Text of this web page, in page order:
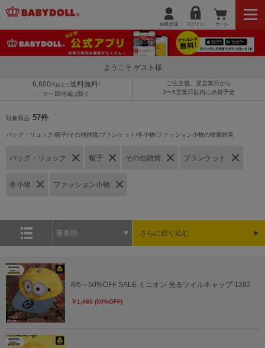
ようこそ ゲスト様
6,600 円以上で送料無料!
※一部地域は除く
ご注文後、翌営業日から
3〜5営業日以内に出荷予定
対象商品 57件
バッグ・リュック/帽子/その他雑貨/ブランケット/冬小物/ファッション小物の検索結果
バッグ・リュック 帽子 その他雑貨 ブランケット
冬小物 ファッション小物
新着順 さらに絞り込む
8/6～50%OFF SALE ミニオン 光るツイルキャップ 1282
￥1,485 (50%OFF)